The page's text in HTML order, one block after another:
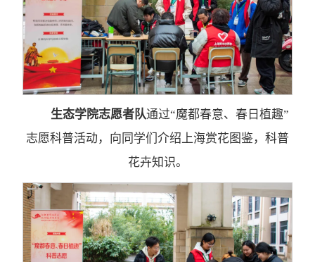
生态学院志愿者队通过“魔都春意、春日植趣”
志愿科普活动，向同学们介绍上海赏花图鉴，科普
花卉知识。